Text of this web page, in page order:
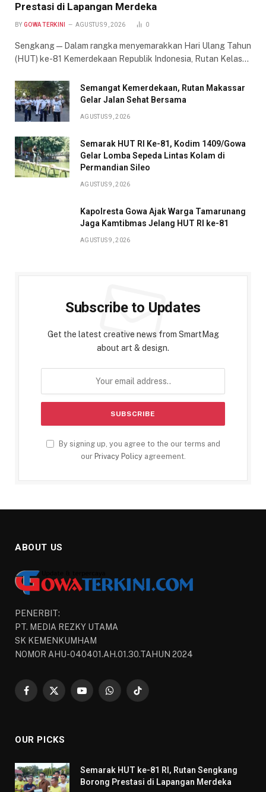
Prestasi di Lapangan Merdeka
BY GOWA TERKINI AGUSTUS 9, 2026 0
Sengkang — Dalam rangka menyemarakkan Hari Ulang Tahun
(HUT) ke-81 Kemerdekaan Republik Indonesia, Rutan Kelas…
Semangat Kemerdekaan, Rutan Makassar
Gelar Jalan Sehat Bersama
AGUSTUS 9, 2026
Semarak HUT RI Ke-81, Kodim 1409/Gowa
Gelar Lomba Sepeda Lintas Kolam di
Permandian Sileo
AGUSTUS 9, 2026
Kapolresta Gowa Ajak Warga Tamarunang
Jaga Kamtibmas Jelang HUT RI ke-81
AGUSTUS 9, 2026
Subscribe to Updates
Get the latest creative news from SmartMag
about art & design.
By signing up, you agree to the our terms and
our Privacy Policyagreement.
ABOUT US
PENERBIT:
PT. MEDIA REZKY UTAMA
SK KEMENKUMHAM
NOMOR AHU-040401.AH.01.30.TAHUN 2024
Facebook
X
YouTubeWhatsAppTikTok
OUR PICKS
Semarak HUT ke-81 RI, Rutan Sengkang
Borong Prestasi di Lapangan Merdeka